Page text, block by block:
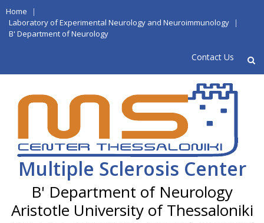
Skip
to
content
Home
|
Laboratory of Experimental Neurology and Neuroimmunology
|
B' Department of Neurology
Contact Us
Multiple Sclerosis Center
Aristotle University of Thessaloniki